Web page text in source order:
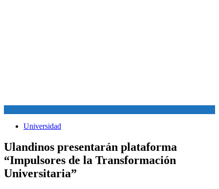
Universidad
Ulandinos presentarán plataforma
“Impulsores de la Transformación
Universitaria”